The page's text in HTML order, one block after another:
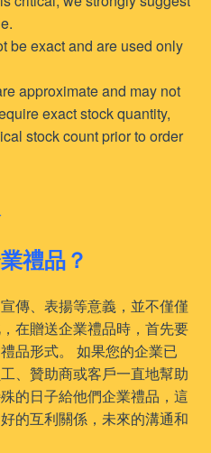
be exact and are used only
approximate and may not
exact stock quantity,
stock count prior to order
禮品？
傳、表揚等意義，並不僅僅
在贈送企業禮品時，首先要
品形式。 如果您的企業已
、贊助商或客戶一直地幫助
的日子給他們企業禮品，這
的互利關係，未來的溝通和